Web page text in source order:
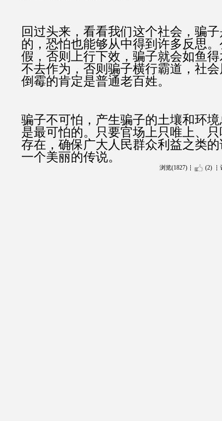
回过头来，看看我们这个社会，骗
的，恐怕也能够从中得到许多反思
假，否则上行下效，骗子就会如鱼
不去作为，否则骗子横行霸道，社
倒霉的肯定是普通老百姓。
骗子不可怕，产生骗子的土壤和环
是最可怕的。只要官场上只唯上、
存在，确保广大人民群众利益之类
一个美丽的传说。
浏览(1827) (2)